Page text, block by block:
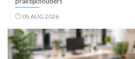
05 AUG 2026